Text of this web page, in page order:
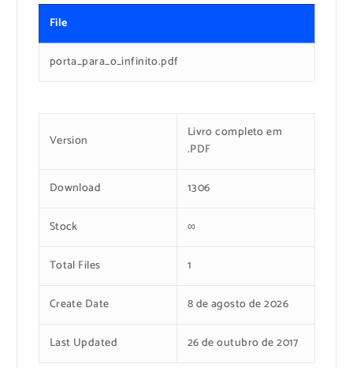
File
porta_para_o_infinito.pdf
Version
Livro completo em
.PDF
Download 1306
Stock ∞
Total Files 1
Create Date 8 de agosto de 2026
Last Updated 26 de outubro de 2017